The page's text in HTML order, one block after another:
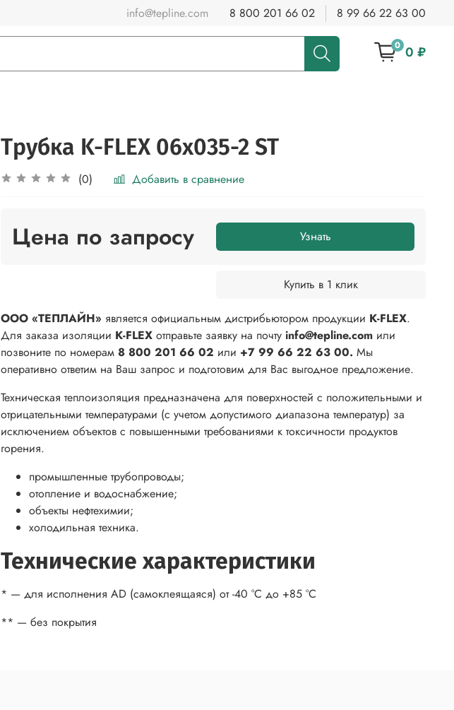
info@tepline.com 8 800 201 66 02 8 99 66 22 63 00
0 0 ₽
Трубка K-FLEX 06x035-2 ST
(0) Добавить в сравнение
Цена по запросу Узнать
Купить в 1 клик
ООО «ТЕПЛАЙН» является официальным дистрибьютором продукции K-FLEX.
Для заказа изоляции K-FLEX отправьте заявку на почту info@tepline.com или
позвоните по номерам 8 800 201 66 02 или +7 99 66 22 63 00. Мы
оперативно ответим на Ваш запрос и подготовим для Вас выгодное предложение.
Техническая теплоизоляция предназначена для поверхностей с положительными и
отрицательными температурами (с учетом допустимого диапазона температур) за
исключением объектов с повышенными требованиями к токсичности продуктов
горения.
промышленные трубопроводы;
отопление и водоснабжение;
объекты нефтехимии;
холодильная техника.
Технические характеристики
* — для исполнения AD (самоклеящаяся) от -40 °С до +85 °С
** — без покрытия